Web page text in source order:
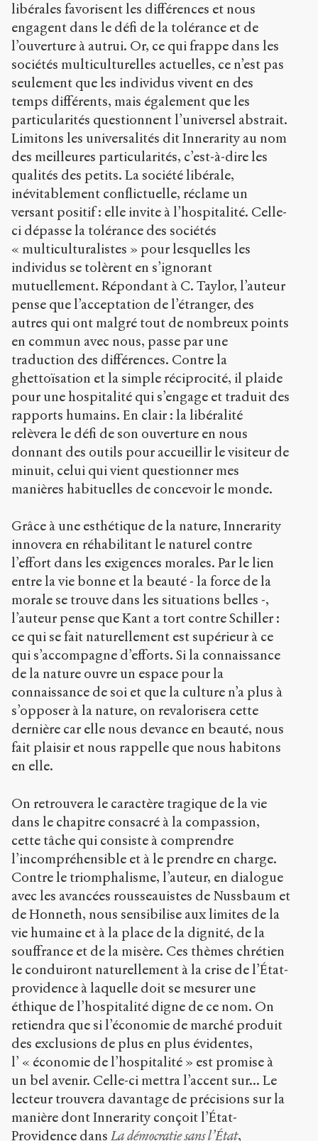
libérales favorisent les différences et nous
engagent dans le défi de la tolérance et de
l’ouverture à autrui. Or, ce qui frappe dans les
sociétés multiculturelles actuelles, ce n’est pas
seulement que les individus vivent en des
temps différents, mais également que les
particularités questionnent l’universel abstrait.
Limitons les universalités dit Innerarity au nom
des meilleures particularités, c’est-à-dire les
qualités des petits. La société libérale,
inévitablement conflictuelle, réclame un
versant positif : elle invite à l’hospitalité. Celle-
ci dépasse la tolérance des sociétés
« multiculturalistes » pour lesquelles les
individus se tolèrent en s’ignorant
mutuellement. Répondant à C. Taylor, l’auteur
pense que l’acceptation de l’étranger, des
autres qui ont malgré tout de nombreux points
en commun avec nous, passe par une
traduction des différences. Contre la
ghettoïsation et la simple réciprocité, il plaide
pour une hospitalité qui s’engage et traduit des
rapports humains. En clair : la libéralité
relèvera le défi de son ouverture en nous
donnant des outils pour accueillir le visiteur de
minuit, celui qui vient questionner mes
manières habituelles de concevoir le monde.
Grâce à une esthétique de la nature, Innerarity
innovera en réhabilitant le naturel contre
l’effort dans les exigences morales. Par le lien
entre la vie bonne et la beauté - la force de la
morale se trouve dans les situations belles -,
l’auteur pense que Kant a tort contre Schiller :
ce qui se fait naturellement est supérieur à ce
qui s’accompagne d’efforts. Si la connaissance
de la nature ouvre un espace pour la
connaissance de soi et que la culture n’a plus à
s’opposer à la nature, on revalorisera cette
dernière car elle nous devance en beauté, nous
fait plaisir et nous rappelle que nous habitons
en elle.
On retrouvera le caractère tragique de la vie
dans le chapitre consacré à la compassion,
cette tâche qui consiste à comprendre
l’incompréhensible et à le prendre en charge.
Contre le triomphalisme, l’auteur, en dialogue
avec les avancées rousseauistes de Nussbaum et
de Honneth, nous sensibilise aux limites de la
vie humaine et à la place de la dignité, de la
souffrance et de la misère. Ces thèmes chrétien
le conduiront naturellement à la crise de l’État-
providence à laquelle doit se mesurer une
éthique de l’hospitalité digne de ce nom. On
retiendra que si l’économie de marché produit
des exclusions de plus en plus évidentes,
l’ « économie de l’hospitalité » est promise à
un bel avenir. Celle-ci mettra l’accent sur... Le
lecteur trouvera davantage de précisions sur la
manière dont Innerarity conçoit l’État-
Providence dans La démocratie sans l’État,